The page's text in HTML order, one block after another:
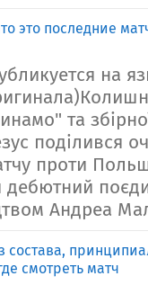
это последние
на
та
поділився
проти
дебютний
Андреа
состава,
смотреть матч